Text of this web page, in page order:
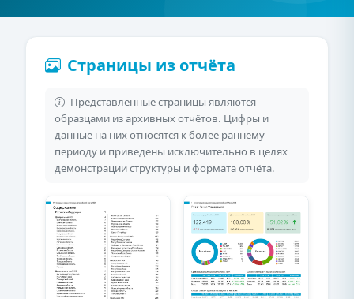
Страницы из отчёта
Представленные страницы являются
образцами из архивных отчётов. Цифры и
данные на них относятся к более раннему
периоду и приведены исключительно в целях
демонстрации структуры и формата отчёта.